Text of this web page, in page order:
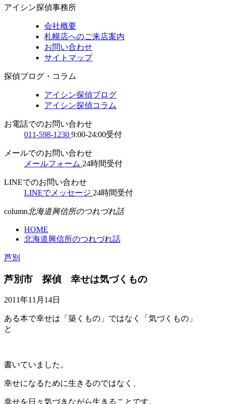
アイシン探偵事務所
会社概要
札幌店へのご来店案内
お問い合わせ
サイトマップ
探偵ブログ・コラム
アイシン探偵ブログ
アイシン探偵コラム
お電話でのお問い合わせ
011-598-1230 9:00-24:00受付
メールでのお問い合わせ
メールフォーム 24時間受付
LINEでのお問い合わせ
LINEでメッセージ 24時間受付
column北海道興信所のつれづれ話
HOME
北海道興信所のつれづれ話
芦別
芦別市 探偵 幸せは気づくもの
2011年11月14日
ある本で幸せは「築くもの」ではなく「気づくもの」
と
書いていました。
幸せになるために生きるのではなく、
幸せを日々気づきながら生きることです。